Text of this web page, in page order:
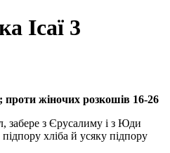
Ісаї 3
проти жіночих розкошів 16-26
забере з Єрусалиму і з Юди
хліба й усяку підпору